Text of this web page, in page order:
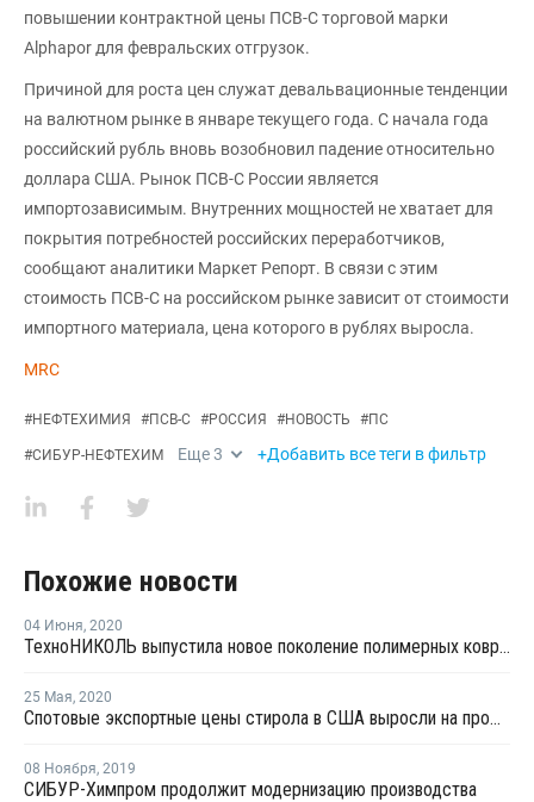
повышении контрактной цены ПСВ-С торговой марки
Alphapor для февральских отгрузок.
Причиной для роста цен служат девальвационные тенденции
на валютном рынке в январе текущего года. С начала года
российский рубль вновь возобновил падение относительно
доллара США. Рынок ПСВ-С России является
импортозависимым. Внутренних мощностей не хватает для
покрытия потребностей российских переработчиков,
сообщают аналитики Маркет Репорт. В связи с этим
стоимость ПСВ-С на российском рынке зависит от стоимости
импортного материала, цена которого в рублях выросла.
MRC
#НЕФТЕХИМИЯ #ПСВ-С #РОССИЯ #НОВОСТЬ #ПС
#СИБУР-НЕФТЕХИМ Еще3 +Добавить все теги в фильтр
Похожие новости
04 Июня, 2020
ТехноНИКОЛЬ выпустила новое поколение полимерных ковров для кровли
25 Мая, 2020
Спотовые экспортные цены стирола в США выросли на прошлой неделе
08 Ноября, 2019
СИБУР-Химпром продолжит модернизацию производства